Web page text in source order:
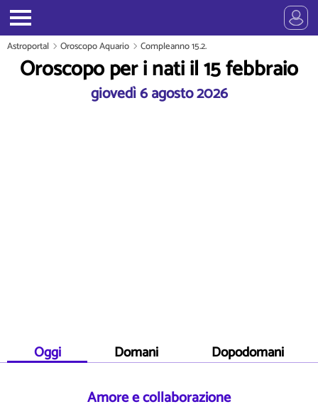
Astroportal Oroscopo Aquario Compleanno 15.2.
Oroscopo per i nati il 15 febbraio
giovedì 6 agosto 2026
Oggi Domani Dopodomani
Amore e collaborazione